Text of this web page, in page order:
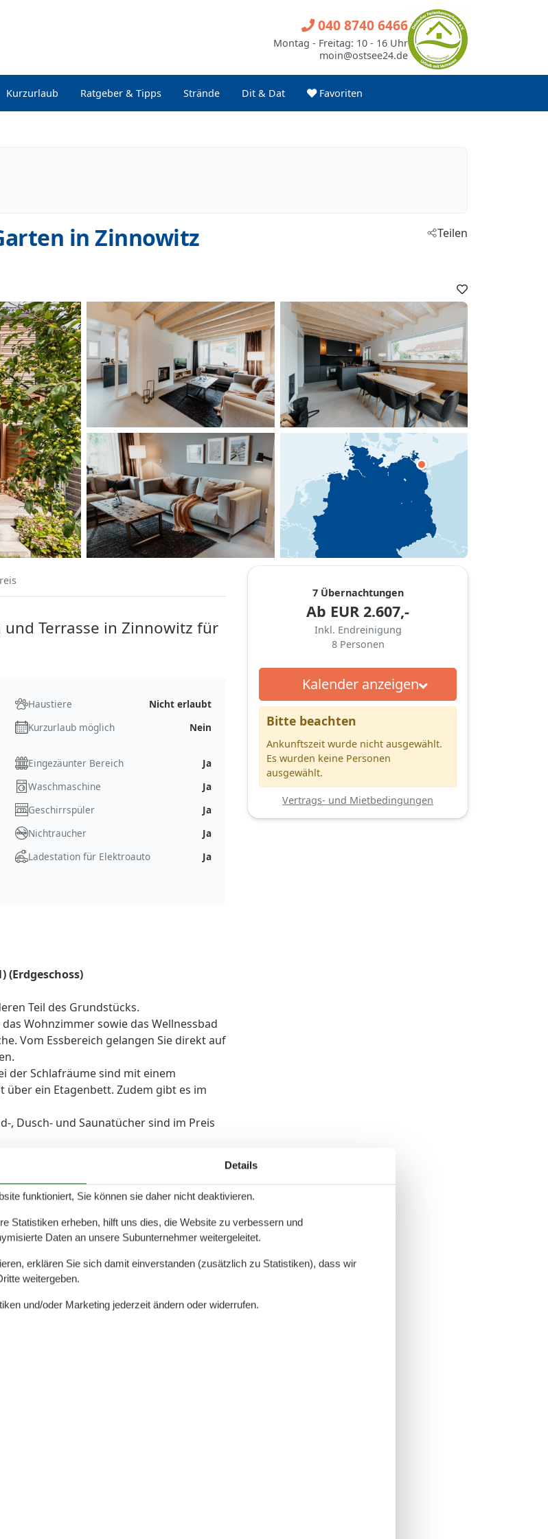
Kurzurlaub Ratgeber & Tipps Strände Dit & Dat Favoriten
040 8740 6466
Montag - Freitag: 10 - 16 Uhr
moin@ostsee24.de
in Zinnowitz Teilen
Terrasse in Zinnowitz für
Haustiere
Nicht erlaubt
Kurzurlaub möglich
Nein
Eingezäunter Bereich
Ja
Waschmaschine
Ja
Geschirrspüler
Ja
Nichtraucher
Ja
Ladestation für Elektroauto
Ja
(Erdgeschoss)
Teil des Grundstücks.
Wohnzimmer sowie das Wellnessbad
Vom Essbereich gelangen Sie direkt auf
der Schlafräume sind mit einem
ein Etagenbett. Zudem gibt es im
, Dusch- und Saunatücher sind im Preis
7 Übernachtungen
Ab EUR 2.607,-
Inkl. Endreinigung
8 Personen
Kalender anzeigen
Bitte beachten
Ankunftszeit wurde nicht ausgewählt.
Es wurden keine Personen
ausgewählt.
Vertrags- und Mietbedingungen
Details
funktioniert, Sie können sie daher nicht deaktivieren.
Statistiken erheben, hilft uns dies, die Website zu verbessern und
Daten an unsere Subunternehmer weitergeleitet.
erklären Sie sich damit einverstanden (zusätzlich zu Statistiken), dass wir
weitergeben.
und/oder Marketing jederzeit ändern oder widerrufen.